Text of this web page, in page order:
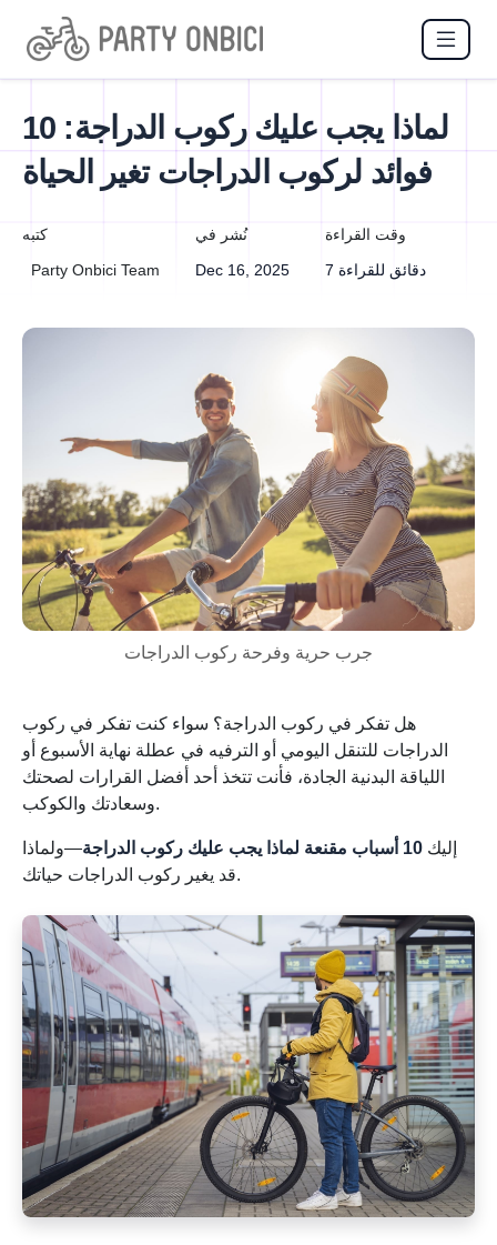
لماذا يجب عليك ركوب الدراجة: 10
فوائد لركوب الدراجات تغير الحياة
كتبه
Party Onbici Team
نُشر في
Dec 16, 2025
وقت القراءة
7 دقائق للقراءة
جرب حرية وفرحة ركوب الدراجات
هل تفكر في ركوب الدراجة؟ سواء كنت تفكر في ركوب
الدراجات للتنقل اليومي أو الترفيه في عطلة نهاية الأسبوع أو
اللياقة البدنية الجادة، فأنت تتخذ أحد أفضل القرارات لصحتك
وسعادتك والكوكب.
إليك 10 أسباب مقنعة لماذا يجب عليك ركوب الدراجة
—ولماذا
قد يغير ركوب الدراجات حياتك.